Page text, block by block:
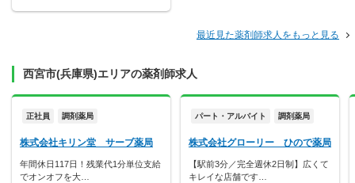
最近見た薬剤師求人をもっと見る
西宮市(兵庫県)エリアの薬剤師求人
正社員 調剤薬局
株式会社キリン堂 サーブ薬局
年間休日117日！残業代1分単位支給
でオンオフを大…
パート・アルバイト 調剤薬局
株式会社グローリー ひので薬局
【駅前3分／完全週休2日制】広くて
キレイな店舗です…